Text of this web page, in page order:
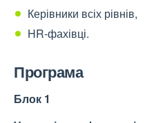
Керівники всіх рівнів,
HR-фахівці.
Програма
Блок 1